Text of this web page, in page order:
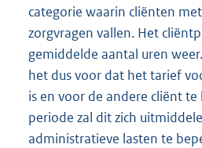
categorie waarin cliënten
zorgvragen vallen. Het
gemiddelde aantal uren
het dus voor dat het tarief
is en voor de andere cliënt te
periode zal dit zich
administratieve lasten te